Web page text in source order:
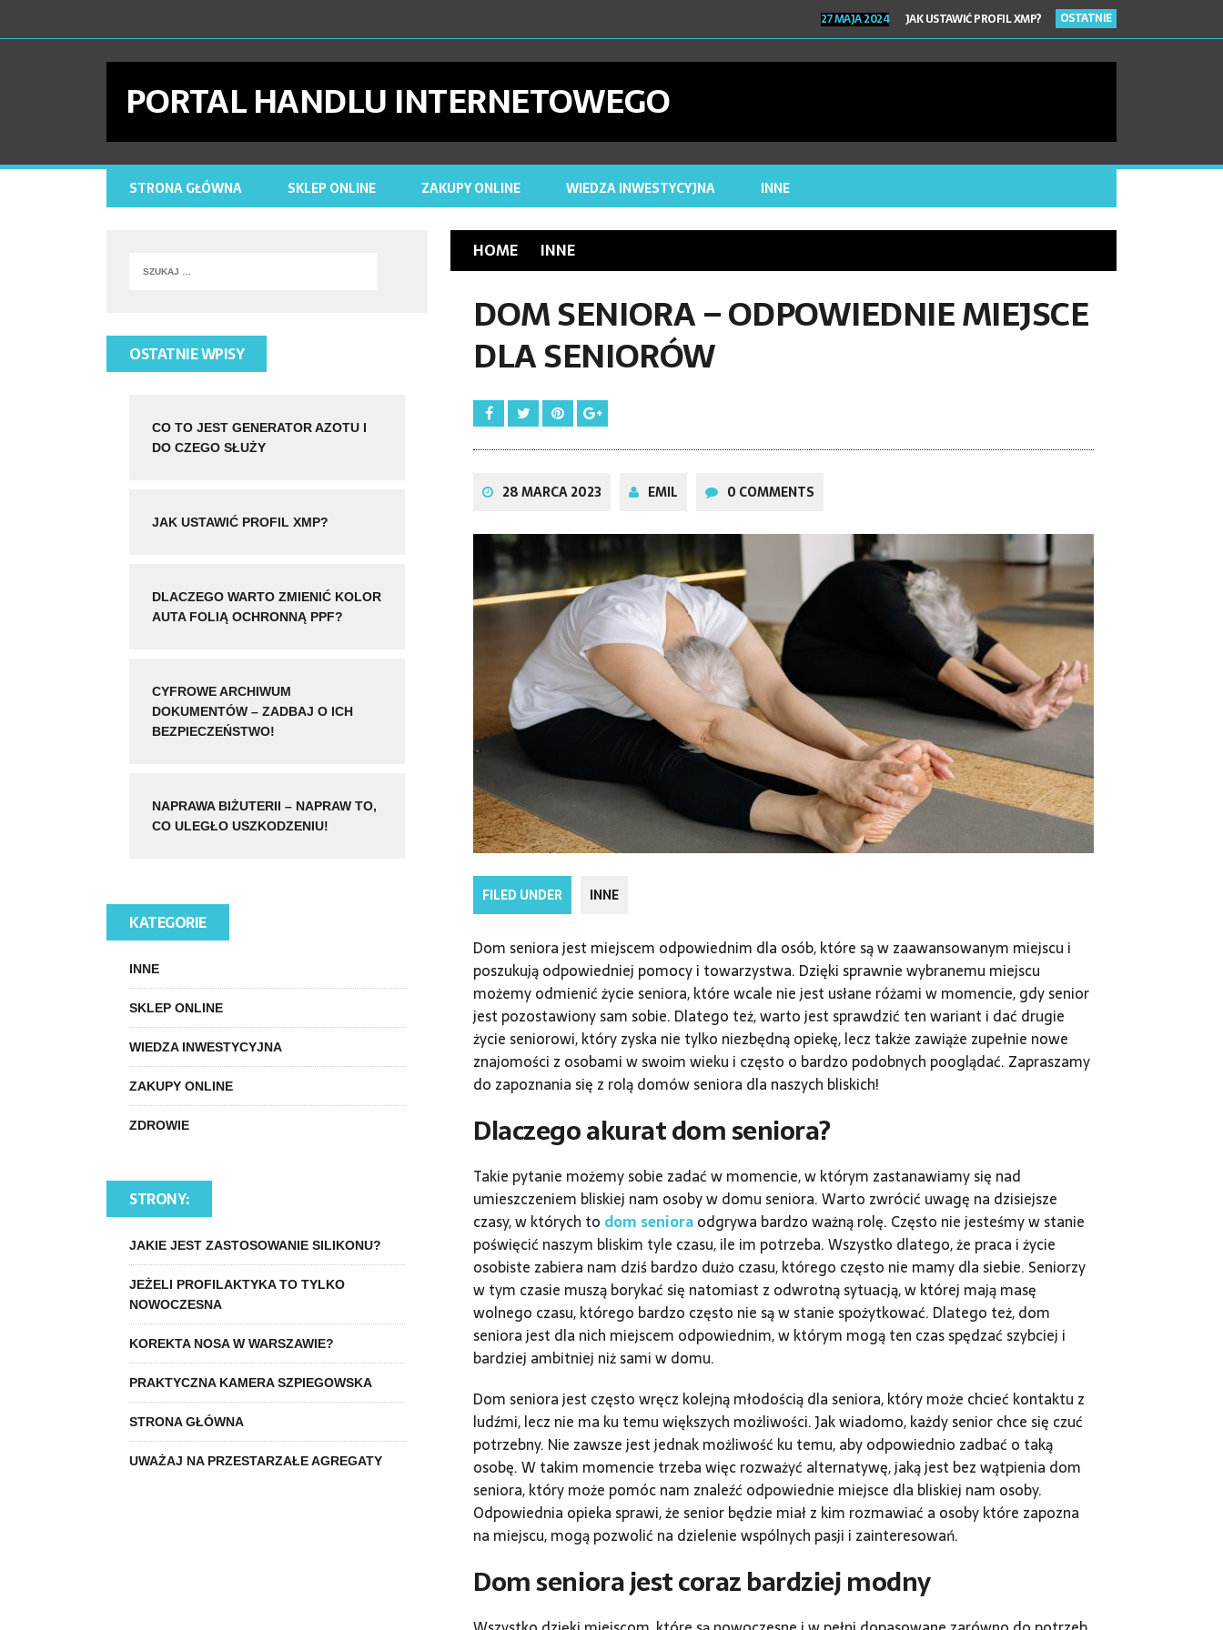
OSTATNIE
27 MAJA 2024
JAK USTAWIĆ PROFIL XMP?
PORTAL HANDLU INTERNETOWEGO
STRONA GŁÓWNA SKLEP ONLINE ZAKUPY ONLINE WIEDZA INWESTYCYJNA INNE
HOME INNE
DOM SENIORA – ODPOWIEDNIE MIEJSCE
DLA SENIORÓW
28 MARCA 2023 EMIL 0 COMMENTS
FILED UNDER INNE
Dom seniora jest miejscem odpowiednim dla osób, które są w zaawansowanym miejscu i
poszukują odpowiedniej pomocy i towarzystwa. Dzięki sprawnie wybranemu miejscu
możemy odmienić życie seniora, które wcale nie jest usłane różami w momencie, gdy senior
jest pozostawiony sam sobie. Dlatego też, warto jest sprawdzić ten wariant i dać drugie
życie seniorowi, który zyska nie tylko niezbędną opiekę, lecz także zawiąże zupełnie nowe
znajomości z osobami w swoim wieku i często o bardzo podobnych pooglądać. Zapraszamy
do zapoznania się z rolą domów seniora dla naszych bliskich!
Dlaczego akurat dom seniora?
Takie pytanie możemy sobie zadać w momencie, w którym zastanawiamy się nad
umieszczeniem bliskiej nam osoby w domu seniora. Warto zwrócić uwagę na dzisiejsze
czasy, w których to dom senioraodgrywa bardzo ważną rolę. Często nie jesteśmy w stanie
poświęcić naszym bliskim tyle czasu, ile im potrzeba. Wszystko dlatego, że praca i życie
osobiste zabiera nam dziś bardzo dużo czasu, którego często nie mamy dla siebie. Seniorzy
w tym czasie muszą borykać się natomiast z odwrotną sytuacją, w której mają masę
wolnego czasu, którego bardzo często nie są w stanie spożytkować. Dlatego też, dom
seniora jest dla nich miejscem odpowiednim, w którym mogą ten czas spędzać szybciej i
bardziej ambitniej niż sami w domu.
Dom seniora jest często wręcz kolejną młodością dla seniora, który może chcieć kontaktu z
ludźmi, lecz nie ma ku temu większych możliwości. Jak wiadomo, każdy senior chce się czuć
potrzebny. Nie zawsze jest jednak możliwość ku temu, aby odpowiednio zadbać o taką
osobę. W takim momencie trzeba więc rozważyć alternatywę, jaką jest bez wątpienia dom
seniora, który może pomóc nam znaleźć odpowiednie miejsce dla bliskiej nam osoby.
Odpowiednia opieka sprawi, że senior będzie miał z kim rozmawiać a osoby które zapozna
na miejscu, mogą pozwolić na dzielenie wspólnych pasji i zainteresowań.
Dom seniora jest coraz bardziej modny
OSTATNIE WPISY
CO TO JEST GENERATOR AZOTU I
DO CZEGO SŁUŻY
JAK USTAWIĆ PROFIL XMP?
DLACZEGO WARTO ZMIENIĆ KOLOR
AUTA FOLIĄ OCHRONNĄ PPF?
CYFROWE ARCHIWUM
DOKUMENTÓW – ZADBAJ O ICH
BEZPIECZEŃSTWO!
NAPRAWA BIŻUTERII – NAPRAW TO,
CO ULEGŁO USZKODZENIU!
KATEGORIE
INNE
SKLEP ONLINE
WIEDZA INWESTYCYJNA
ZAKUPY ONLINE
ZDROWIE
STRONY:
JAKIE JEST ZASTOSOWANIE SILIKONU?
JEŻELI PROFILAKTYKA TO TYLKO
NOWOCZESNA
KOREKTA NOSA W WARSZAWIE?
PRAKTYCZNA KAMERA SZPIEGOWSKA
STRONA GŁÓWNA
UWAŻAJ NA PRZESTARZAŁE AGREGATY